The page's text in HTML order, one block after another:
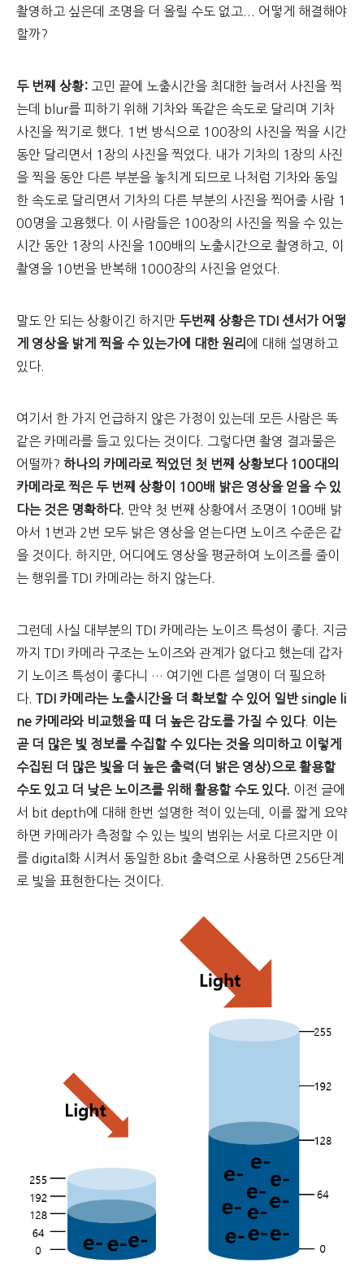
촬영하고 싶은데 조명을 더 올릴 수도 없고... 어떻게 해결해야
할까?
두 번째 상황: 고민 끝에 노출시간을 최대한 늘려서 사진을 찍
는데 blur를 피하기 위해 기차와 똑같은 속도로 달리며 기차
사진을 찍기로 했다. 1번 방식으로 100장의 사진을 찍을 시간
동안 달리면서 1장의 사진을 찍었다. 내가 기차의 1장의 사진
을 찍을 동안 다른 부분을 놓치게 되므로 나처럼 기차와 동일
한 속도로 달리면서 기차의 다른 부분의 사진을 찍어줄 사람 1
00명을 고용했다. 이 사람들은 100장의 사진을 찍을 수 있는
시간 동안 1장의 사진을 100배의 노출시간으로 촬영하고, 이
촬영을 10번을 반복해 1000장의 사진을 얻었다.
말도 안 되는 상황이긴 하지만 두번째 상황은 TDI 센서가 어떻
게 영상을 밝게 찍을 수 있는가에 대한 원리 에 대해 설명하고
있다.
여기서 한 가지 언급하지 않은 가정이 있는데 모든 사람은 똑
같은 카메라를 들고 있다는 것이다. 그렇다면 촬영 결과물은
어떨까? 하나의 카메라로 찍었던 첫 번째 상황보다 100대의
카메라로 찍은 두 번째 상황이 100배 밝은 영상을 얻을 수 있
다는 것은 명확하다. 만약 첫 번째 상황에서 조명이 100배 밝
아서 1번과 2번 모두 밝은 영상을 얻는다면 노이즈 수준은 같
을 것이다. 하지만, 어디에도 영상을 평균하여 노이즈를 줄이
는 행위를 TDI 카메라는 하지 않는다.
그런데 사실 대부분의 TDI 카메라는 노이즈 특성이 좋다. 지금
까지 TDI 카메라 구조는 노이즈와 관계가 없다고 했는데 갑자
기 노이즈 특성이 좋다니 … 여기엔 다른 설명이 더 필요하
다. TDI 카메라는 노출시간을 더 확보할 수 있어 일반 single li
ne 카메라와 비교했을 때 더 높은 감도를 가질 수 있다.
이는
곧 더 많은 빛 정보를 수집할 수 있다는 것을 의미하고 이렇게
수집된 더 많은 빛을 더 높은 출력(더 밝은 영상)으로 활용할
수도 있고 더 낮은 노이즈를 위해 활용할 수도 있다. 이전 글에
서 bit depth에 대해 한번 설명한 적이 있는데, 이를 짧게 요약
하면 카메라가 측정할 수 있는 빛의 범위는 서로 다르지만 이
를 digital화 시켜서 동일한 8bit 출력으로 사용하면 256단계
로 빛을 표현한다는 것이다.